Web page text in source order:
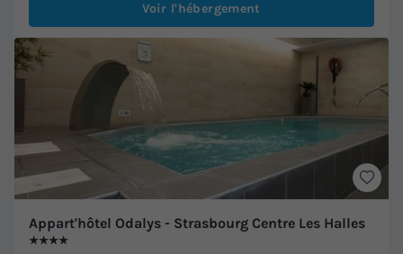
Voir l'hébergement
Appart'hôtel Odalys - Strasbourg Centre Les Halles
★★★★